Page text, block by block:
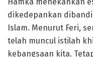
dikedepankan
Islam. Menurut Feri,
telah muncul istilah
kebangsaan kita.